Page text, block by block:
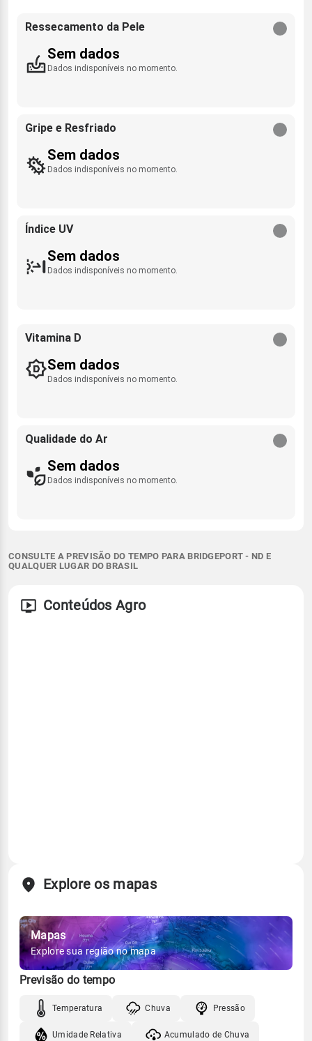
Ressecamento da Pele
Sem dados
Dados indisponíveis no momento.
Gripe e Resfriado
Sem dados
Dados indisponíveis no momento.
Índice UV
Sem dados
Dados indisponíveis no momento.
Vitamina D
Sem dados
Dados indisponíveis no momento.
Qualidade do Ar
Sem dados
Dados indisponíveis no momento.
CONSULTE A PREVISÃO DO TEMPO PARA BRIDGEPORT - ND E
QUALQUER LUGAR DO BRASIL
Conteúdos Agro
Explore os mapas
Mapas
Explore sua região no mapa
Previsão do tempo
Temperatura Chuva Pressão
Umidade Relativa Acumulado de Chuva